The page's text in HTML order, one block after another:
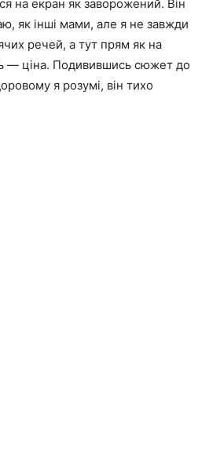
на екран як заворожений. Він
як інші мами, але я не завжди
речей, а тут прям як на
— ціна. Подивившись сюжет до
я розумі, він тихо